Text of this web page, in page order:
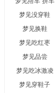
梦见没穿鞋
梦见换鞋
梦见吃红枣
梦见品尝
梦见吃冰激凌
梦见穿鞋子